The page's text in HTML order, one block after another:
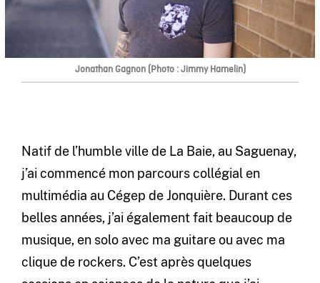
Jonathan Gagnon (Photo : Jimmy Hamelin)
Natif de l’humble ville de La Baie, au Saguenay,
j’ai commencé mon parcours collégial en
multimédia au Cégep de Jonquière. Durant ces
belles années, j’ai également fait beaucoup de
musique, en solo avec ma guitare ou avec ma
clique de rockers. C’est après quelques